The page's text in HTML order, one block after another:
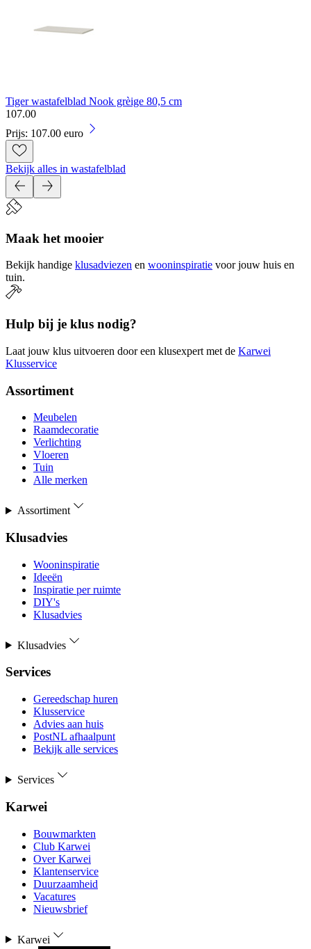
Tiger wastafelblad Nook grèige 80,5 cm
107.00
Prijs: 107.00 euro
Bekijk alles in wastafelblad
Maak het mooier
Bekijk handige klusadviezen en wooninspiratie voor jouw huis en
tuin.
Hulp bij je klus nodig?
Laat jouw klus uitvoeren door een klusexpert met de Karwei
Klusservice
Assortiment
Meubelen
Raamdecoratie
Verlichting
Vloeren
Tuin
Alle merken
Assortiment
Klusadvies
Wooninspiratie
Ideeën
Inspiratie per ruimte
DIY's
Klusadvies
Klusadvies
Services
Gereedschap huren
Klusservice
Advies aan huis
PostNL afhaalpunt
Bekijk alle services
Services
Karwei
Bouwmarkten
Club Karwei
Over Karwei
Klantenservice
Duurzaamheid
Vacatures
Nieuwsbrief
Karwei